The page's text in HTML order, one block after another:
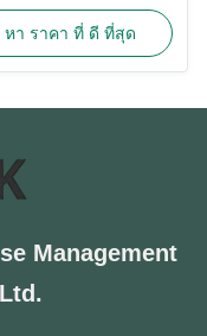
Sprayer Pumps
20mm Fine mist Spray
with clear over cap and
length dip tube. A
Our Standard
Sprayer ...
หา ราคา ที่ ดี ที่สุด
Management